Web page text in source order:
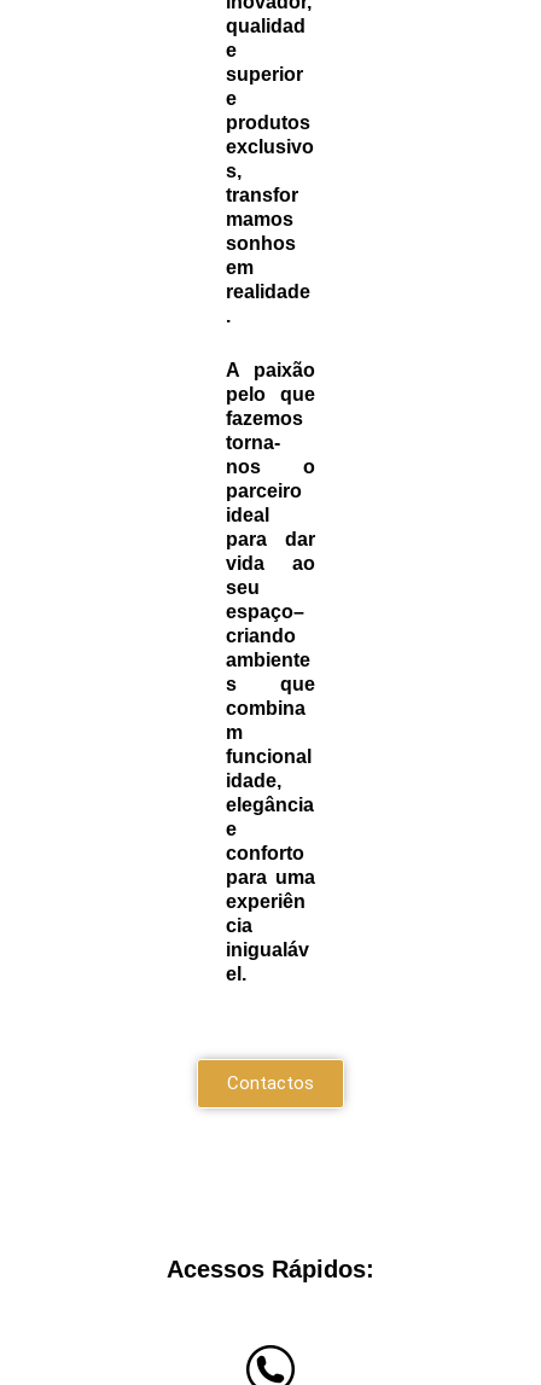
qualidad
e
superior
e
produtos
exclusivo
s,
transfor
mamos
sonhos
em
realidade
.
A paixão
pelo que
fazemos
torna-
nos o
parceiro
ideal
para dar
vida ao
seu
espaço–
criando
ambiente
s que
combina
m
funcional
idade,
elegância
e
conforto
para uma
experiên
cia
inigualáv
el.
Contactos
Acessos Rápidos: